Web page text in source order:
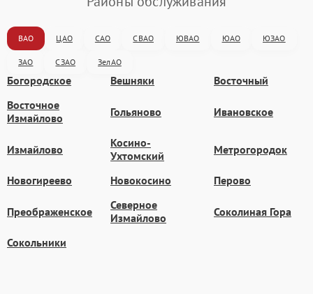
ВАО ЦАО САО СВАО ЮВАО ЮАО ЮЗАО
ЗАО СЗАО ЗелАО
Богородское Вешняки
Восточный
Восточное
Измайлово
Гольяново Ивановское
Измайлово
Косино-
Ухтомский
Метрогородок
Новогиреево Новокосино Перово
Преображенское
Северное
Измайлово
Соколиная Гора
Сокольники